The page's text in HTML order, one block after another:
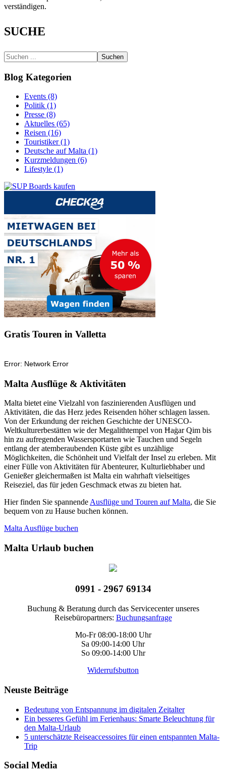
verständigen.
SUCHE
Suchen
Blog Kategorien
Events (8)
Politik (1)
Presse (8)
Aktuelles (65)
Reisen (16)
Touristiker (1)
Deutsche auf Malta (1)
Kurzmeldungen (6)
Lifestyle (1)
Gratis Touren in Valletta
Malta Ausflüge & Aktivitäten
Malta bietet eine Vielzahl von faszinierenden Ausflügen und
Aktivitäten, die das Herz jedes Reisenden höher schlagen lassen.
Von der Erkundung der reichen Geschichte der UNESCO-
Weltkulturerbestätten wie der Megalithtempel von Ħaġar Qim bis
hin zu aufregenden Wassersportarten wie Tauchen und Segeln
entlang der atemberaubenden Küste gibt es unzählige
Möglichkeiten, die Schönheit und Vielfalt der Insel zu erleben. Mit
einer Fülle von Aktivitäten für Abenteurer, Kulturliebhaber und
Genießer gleichermaßen ist Malta ein wahrhaft vielseitiges
Reiseziel, das für jeden Geschmack etwas zu bieten hat.
Hier finden Sie spannende Ausflüge und Touren auf Malta, die Sie
bequem von zu Hause buchen können.
Malta Ausflüge buchen
Malta Urlaub buchen
0991 - 2967 69134
Buchung & Beratung durch das Servicecenter unseres
Reisebüropartners: Buchungsanfrage
Mo-Fr 08:00-18:00 Uhr
Sa 09:00-14:00 Uhr
So 09:00-14:00 Uhr
Widerrufsbutton
Neuste Beiträge
Bedeutung von Entspannung im digitalen Zeitalter
Ein besseres Gefühl im Ferienhaus: Smarte Beleuchtung für
den Malta-Urlaub
5 unterschätzte Reiseaccessoires für einen entspannten Malta-
Trip
Social Media